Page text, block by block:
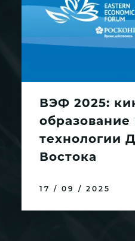
ВЭФ 2025:
образование
технологии
Востока
17 / 09 / 2025